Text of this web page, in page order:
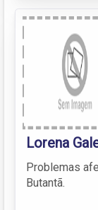
Lorena
Problemas
Butantã.